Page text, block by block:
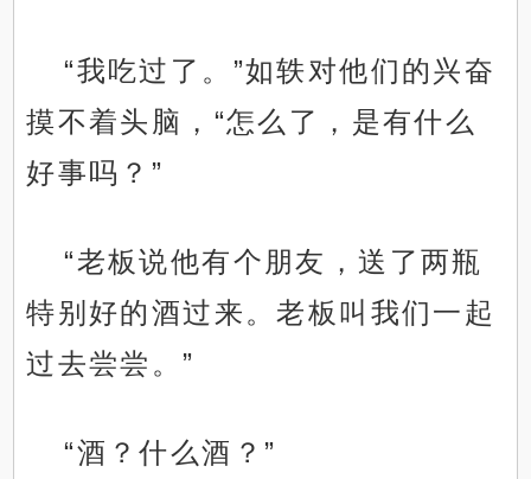
“我吃过了。”如轶对他们的兴奋
摸不着头脑，“怎么了，是有什么
好事吗？”
“老板说他有个朋友，送了两瓶
特别好的酒过来。老板叫我们一起
过去尝尝。”
“酒？什么酒？”